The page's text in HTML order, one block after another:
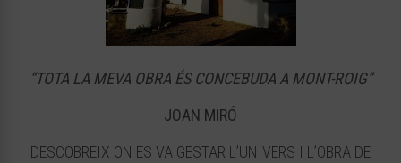
“TOTA LA MEVA OBRA ÉS CONCEBUDA A MONT-ROIG”
JOAN MIRÓ
DESCOBREIX ON ES VA GESTAR L’UNIVERS I L’OBRA DE